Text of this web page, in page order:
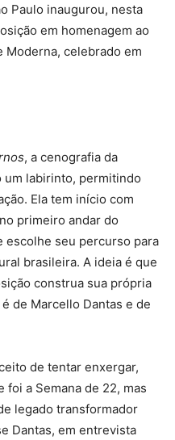
Paulo inaugurou, nesta
em homenagem ao
Moderna, celebrado em
, a cenografia da
um labirinto, permitindo
Ela tem início com
primeiro andar do
escolhe seu percurso para
brasileira. A ideia é que
construa sua própria
de Marcello Dantas e de
de tentar enxergar,
a Semana de 22, mas
legado transformador
Dantas, em entrevista